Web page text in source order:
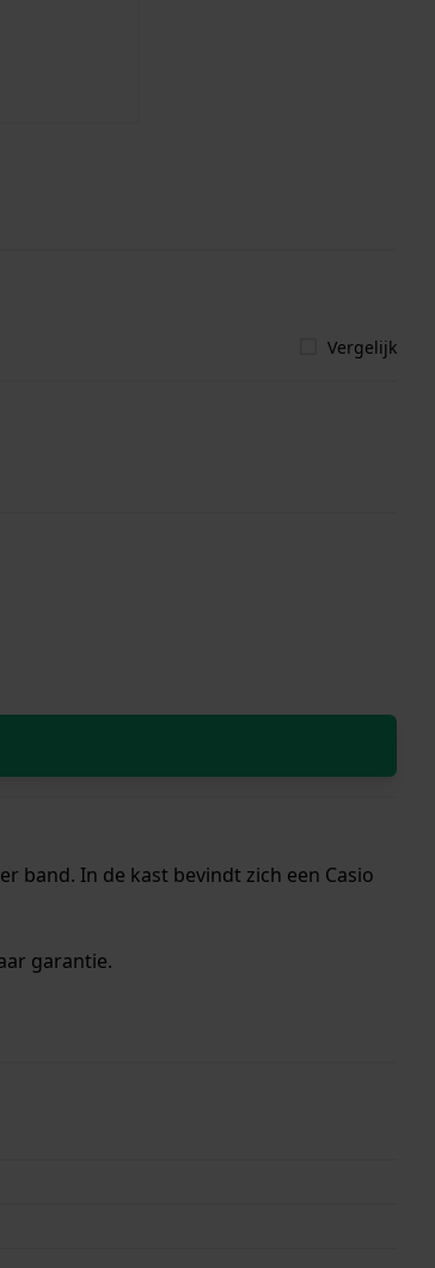
Vergelijk
band. In de kast bevindt zich een Casio
garantie.